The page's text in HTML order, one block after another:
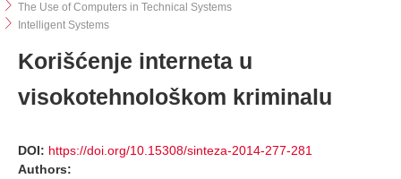
The Use of Computers in Technical Systems
Intelligent Systems
Korišćenje interneta u
visokotehnološkom kriminalu
DOI: https://doi.org/10.15308/sinteza-2014-277-281
Authors: